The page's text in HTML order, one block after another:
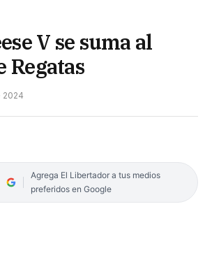
V se suma al
Regatas
2024
Agrega El Libertador a tus medios
preferidos en Google